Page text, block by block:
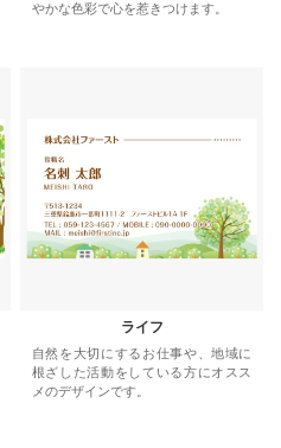
やかな色彩で心を惹きつけます。
ライフ
自然を大切にするお仕事や、地域に
根ざした活動をしている方にオスス
メのデザインです。